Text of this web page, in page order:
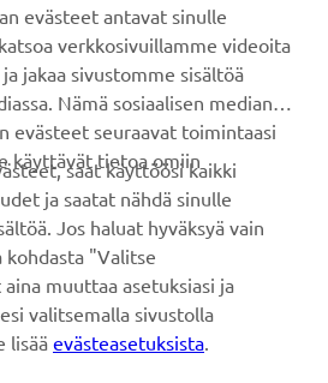
uusimmista tarjouksista,
julkaisuista ja paljon muuta...
TILAA
saadaksesi tietää, miten
Tietosuoja ja evästeet -sivustolta
evästeet antavat sinulle
verkkosivuillamme videoita
jakaa sivustomme sisältöä
Nämä sosiaalisen median
evästeet seuraavat toimintaasi
käyttävät tietoa omiin
saat käyttöösi kaikki
ja saatat nähdä sinulle
Jos haluat hyväksyä vain
"Valitse
muuttaa asetuksiasi ja
valitsemalla sivustolla
lisää evästeasetuksista.